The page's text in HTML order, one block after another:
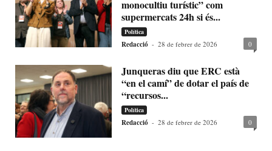
monocultiu turístic” com
supermercats 24h si és...
Política
Redacció - 28 de febrer de 2026 0
Junqueras diu que ERC està
“en el camí” de dotar el país de
“recursos...
Política
Redacció - 28 de febrer de 2026 0